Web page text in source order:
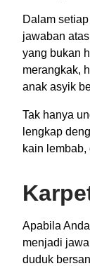
Dalam
jawaban
yang bukan
merangkak,
anak asyik
Tak hanya
lengkap
kain
Apabila
menjadi
duduk